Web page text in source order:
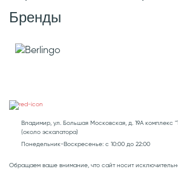
Бренды
Владимир, ул. Большая Московская, д. 19А комплекс
(около эскалатора)
Понедельник-Воскресенье: с 10:00 до 22:00
Обращаем ваше внимание, что сайт носит